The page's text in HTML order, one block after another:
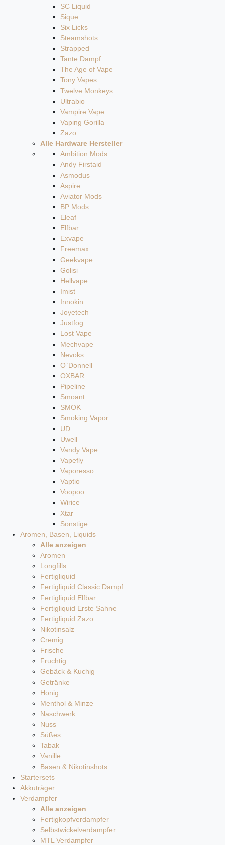
SC Liquid
Sique
Six Licks
Steamshots
Strapped
Tante Dampf
The Age of Vape
Tony Vapes
Twelve Monkeys
Ultrabio
Vampire Vape
Vaping Gorilla
Zazo
Alle Hardware Hersteller
Ambition Mods
Andy Firstaid
Asmodus
Aspire
Aviator Mods
BP Mods
Eleaf
Elfbar
Exvape
Freemax
Geekvape
Golisi
Hellvape
Imist
Innokin
Joyetech
Justfog
Lost Vape
Mechvape
Nevoks
O`Donnell
OXBAR
Pipeline
Smoant
SMOK
Smoking Vapor
UD
Uwell
Vandy Vape
Vapefly
Vaporesso
Vaptio
Voopoo
Wirice
Xtar
Sonstige
Aromen, Basen, Liquids
Alle anzeigen
Aromen
Longfills
Fertigliquid
Fertigliquid Classic Dampf
Fertigliquid Elfbar
Fertigliquid Erste Sahne
Fertigliquid Zazo
Nikotinsalz
Cremig
Frische
Fruchtig
Gebäck & Kuchig
Getränke
Honig
Menthol & Minze
Naschwerk
Nuss
Süßes
Tabak
Vanille
Basen & Nikotinshots
Startersets
Akkuträger
Verdampfer
Alle anzeigen
Fertigkopfverdampfer
Selbstwickelverdampfer
MTL Verdampfer